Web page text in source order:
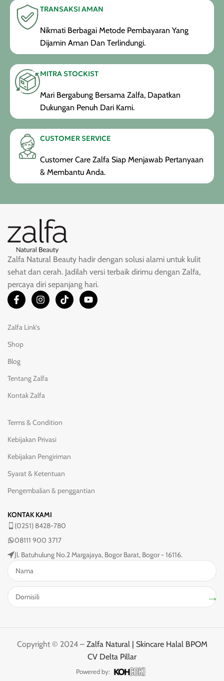
TRANSAKSI AMAN
Nikmati Berbagai Metode Pembayaran Yang
Dijamin Aman Dan Terlindungi.
MITRA STOCKIST
Mari Bergabung Bersama Zalfa, Dapatkan
Dukungan Penuh Dari Kami.
CUSTOMER SERVICE
Customer Care Zalfa Siap Menjawab Pertanyaan
& Membantu Anda.
Zalfa Natural Beauty hadir dengan solusi alami untuk kulit
sehat dan cerah. Jadilah versi terbaik dirimu dengan Zalfa,
percaya diri sepanjang hari.
Zalfa Link's
Shop
Blog
Tentang Zalfa
Kontak Zalfa
Terms & Condition
Kebijakan Privasi
Kebijakan Pengiriman
Syarat & Ketentuan
Pengembalian & penggantian
KONTAK KAMI
(0251) 8428-780
08111 900 3717
Jl. Batuhulung No.2 Margajaya, Bogor Barat, Bogor - 16116.
→
Copyright © 2024 – Zalfa Natural | Skincare Halal BPOM
CV Delta Pillar
Powered by: